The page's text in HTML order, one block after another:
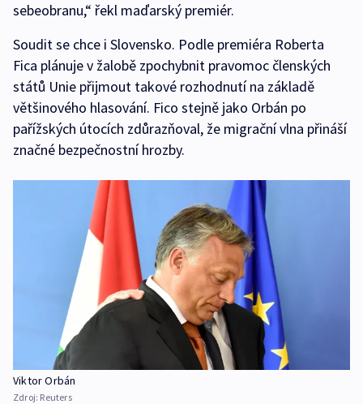
sebeobranu,“ řekl maďarský premiér.
Soudit se chce i Slovensko. Podle premiéra Roberta
Fica plánuje v žalobě zpochybnit pravomoc členských
států Unie přijmout takové rozhodnutí na základě
většinového hlasování. Fico stejně jako Orbán po
pařížských útocích zdůrazňoval, že migrační vlna přináší
značné bezpečnostní hrozby.
Viktor Orbán
Zdroj: Reuters